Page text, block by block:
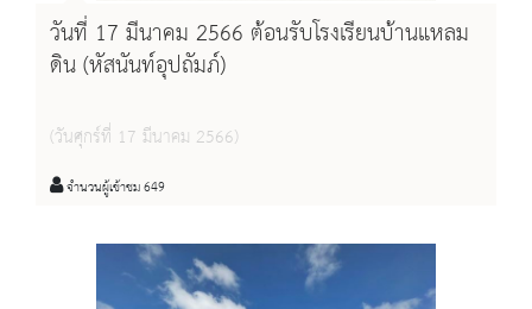
วันที่ 17 มีนาคม 2566 ต้อนรับโรงเรียนบ้านแหลม
ดิน (หัสนันท์อุปถัมภ์)
(วันศุกร์ที่ 17 มีนาคม 2566)
จำนวนผู้เข้าชม 649